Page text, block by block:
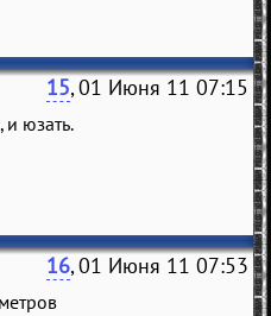
15, 01 Июня 11 07:15
и юзать.
16, 01 Июня 11 07:53